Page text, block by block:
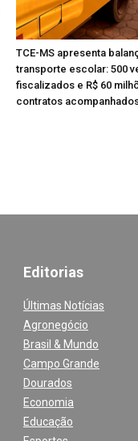
TCE-MS apresenta
transporte escolar: 500
fiscalizados e R$ 60
contratos
Editorias
Últimas Notícias
Agronegócio
Brasil & Mundo
Campo Grande
Dourados
Economia
Educação